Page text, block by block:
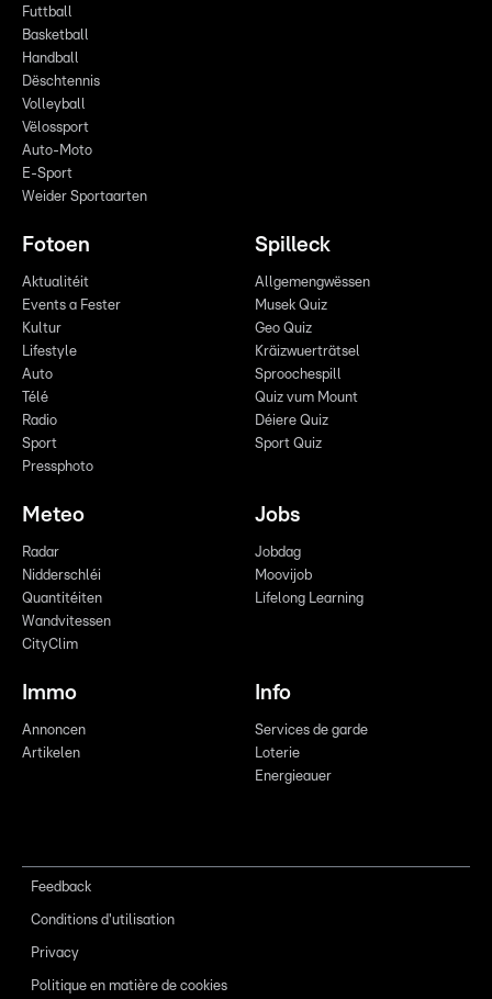
Futtball
Basketball
Handball
Dëschtennis
Volleyball
Vëlossport
Auto-Moto
E-Sport
Weider Sportaarten
Fotoen
Aktualitéit
Events a Fester
Kultur
Lifestyle
Auto
Télé
Radio
Sport
Pressphoto
Spilleck
Allgemengwëssen
Musek Quiz
Geo Quiz
Kräizwuerträtsel
Sproochespill
Quiz vum Mount
Déiere Quiz
Sport Quiz
Meteo
Radar
Nidderschléi
Quantitéiten
Wandvitessen
CityClim
Jobs
Jobdag
Moovijob
Lifelong Learning
Immo
Annoncen
Artikelen
Info
Services de garde
Loterie
Energieauer
Feedback
Conditions d'utilisation
Privacy
Politique en matière de cookies